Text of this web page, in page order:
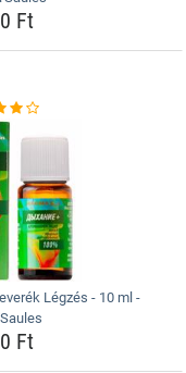
Ft
Légzés - 10 ml -
Ft